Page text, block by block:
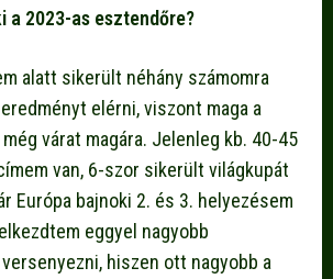
2023-as esztendőre?
alatt sikerült néhány számomra
elérni, viszont maga a
várat magára. Jelenleg kb. 40-45
van, 6-szor sikerült világkupát
Európa bajnoki 2. és 3. helyezésem
eggyel nagyobb
hiszen ott nagyobb a